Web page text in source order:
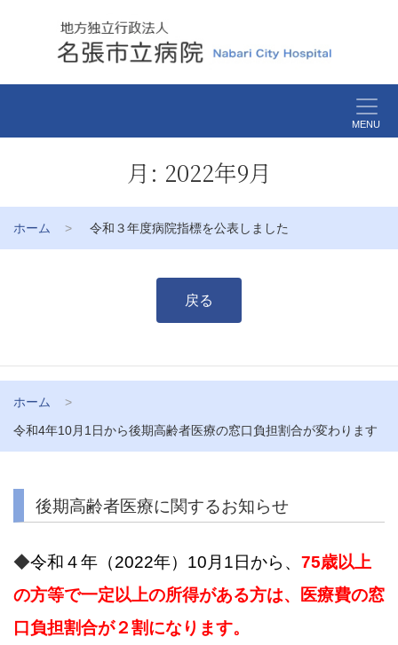
MENU
月: 2022年9月
ホーム 令和３年度病院指標を公表しました
戻る
ホーム
令和4年10月1日から後期高齢者医療の窓口負担割合が変わります
後期高齢者医療に関するお知らせ
◆令和４年（2022年）10月1日から、 75歳以上
の方等で一定以上の所得がある方は、医療費の窓
口負担割合が２割になります。